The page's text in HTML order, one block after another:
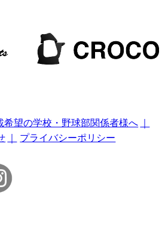
希望の学校・野球部関係者様へ
プライバシーポリシー